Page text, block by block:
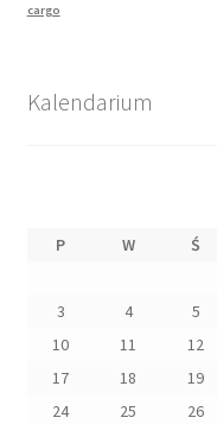
cargo
Kalendarium
P W Ś
3
4 5
10
11 12
17
18 19
24
25 26